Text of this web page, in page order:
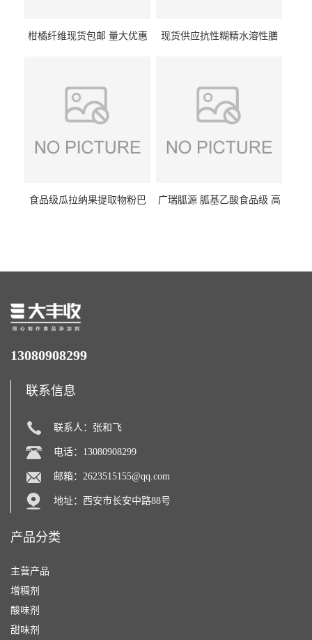
柑橘纤维现货包邮 量大优惠
现货供应抗性糊精水溶性膳
食品级瓜拉纳果提取物粉巴
广瑞胍源 胍基乙酸食品级 高
13080908299
联系信息
联系人：张和飞
电话：13080908299
邮箱： 2623515155@qq.com
地址：西安市长安中路88号
产品分类
主营产品
增稠剂
酸味剂
甜味剂